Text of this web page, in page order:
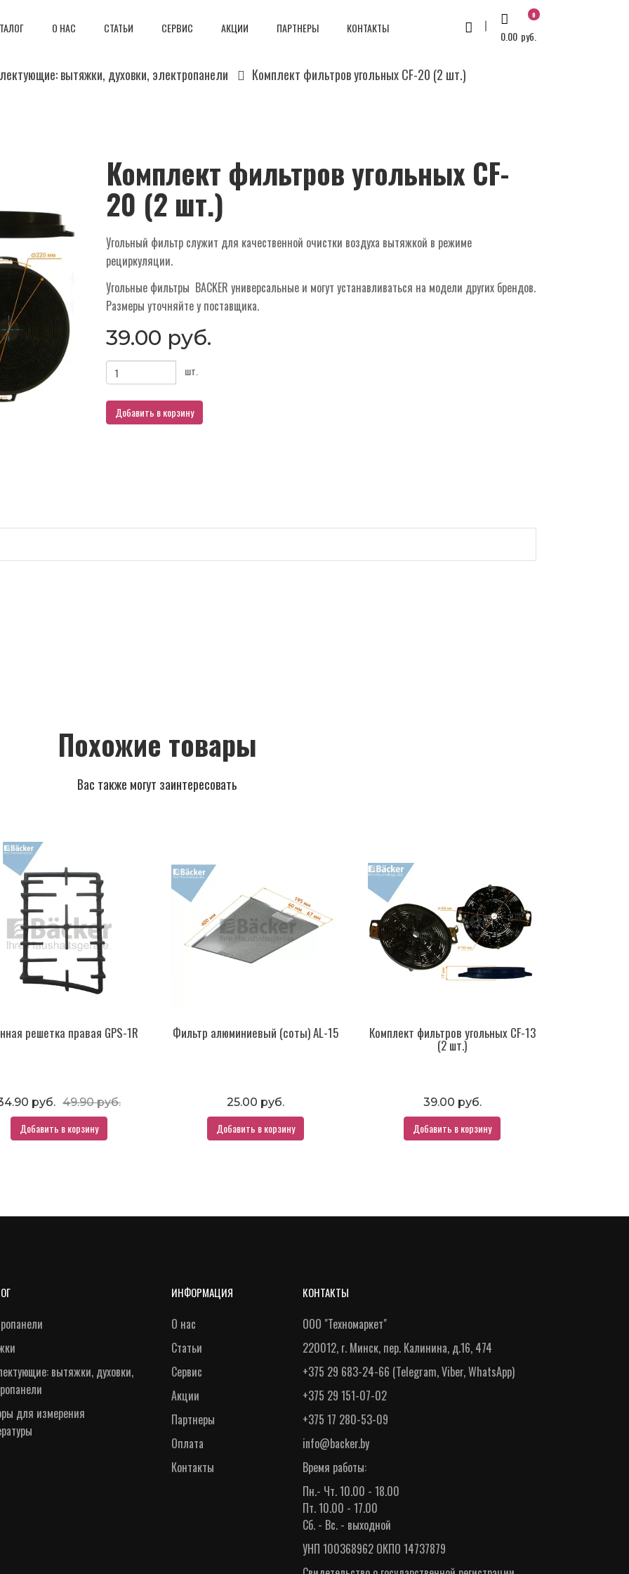
О НАС СТАТЬИ СЕРВИС АКЦИИ ПАРТНЕРЫ КОНТАКТЫ
0
0.00 руб.
вытяжки, духовки, электропанели Комплект фильтров угольных CF-20 (2 шт.)
Комплект фильтров угольных CF-
20 (2 шт.)
Угольный фильтр служит для качественной очистки воздуха вытяжкой в режиме
рециркуляции.
Угольные фильтры BACKER универсальные и могут устанавливаться на модели других брендов.
Размеры уточняйте у поставщика.
39.00 руб.
шт.
Добавить в корзину
Похожие товары
Вас также могут заинтересовать
решетка правая GPS-1R
руб. 49.90 руб.
Добавить в корзину
Фильтр алюминиевый (соты) AL-15
25.00 руб.
Добавить в корзину
Комплект фильтров угольных CF-13
(2 шт.)
39.00 руб.
Добавить в корзину
вытяжки, духовки,
для измерения
ИНФОРМАЦИЯ
О нас
Статьи
Сервис
Акции
Партнеры
Оплата
Контакты
КОНТАКТЫ
ООО "Техномаркет"
220012, г. Минск, пер. Калинина, д.16, 474
+375 29 683-24-66 (Telegram,Viber,WhatsApp)
+375 29 151-07-02
+375 17 280-53-09
info@backer.by
Время работы:
Пн.- Чт. 10.00 - 18.00
Пт. 10.00 - 17.00
Сб. - Вс. - выходной
УНП 100368962 ОКПО 14737879